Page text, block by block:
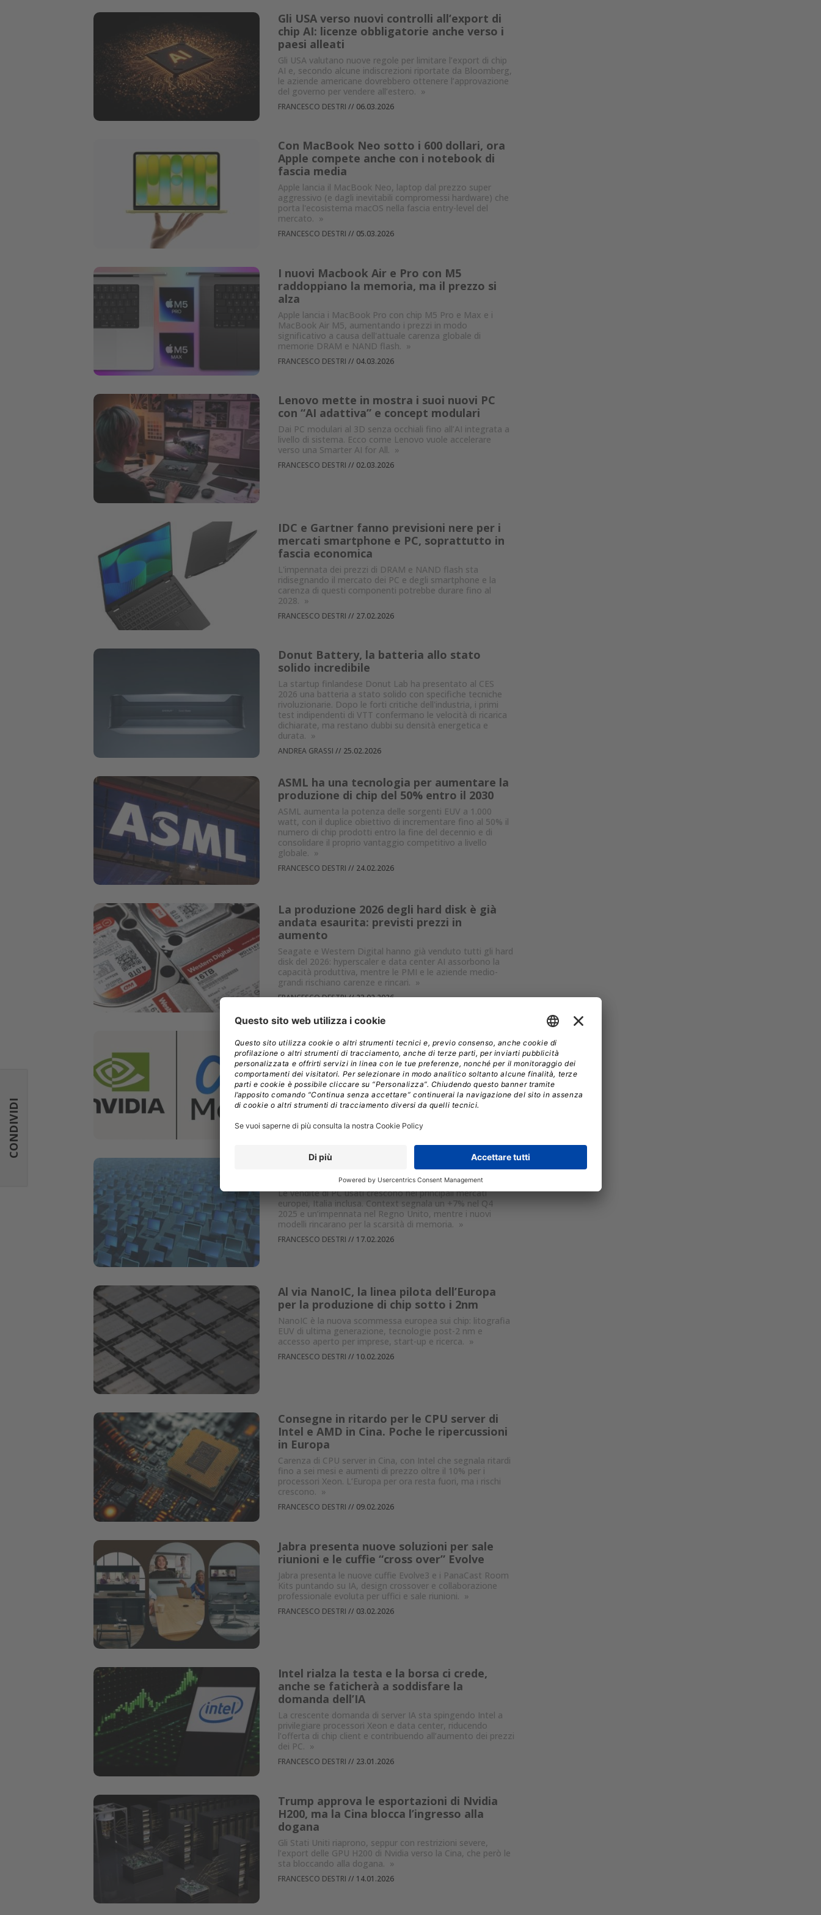
Gli USA verso nuovi controlli all’export di
chip AI: licenze obbligatorie anche verso i
paesi alleati
Gli USA valutano nuove regole per limitare l’export di chip
AI e, secondo alcune indiscrezioni riportate da Bloomberg,
le aziende americane dovrebbero ottenere l’approvazione
del governo per vendere all’estero. »
FRANCESCO DESTRI // 06.03.2026
Con MacBook Neo sotto i 600 dollari, ora
Apple compete anche con i notebook di
fascia media
Apple lancia il MacBook Neo, laptop dal prezzo super
aggressivo (e dagli inevitabili compromessi hardware) che
porta l'ecosistema macOS nella fascia entry-level del
mercato. »
FRANCESCO DESTRI // 05.03.2026
I nuovi Macbook Air e Pro con M5
raddoppiano la memoria, ma il prezzo si
alza
Apple lancia i MacBook Pro con chip M5 Pro e Max e i
MacBook Air M5, aumentando i prezzi in modo
significativo a causa dell'attuale carenza globale di
memorie DRAM e NAND flash. »
FRANCESCO DESTRI // 04.03.2026
Lenovo mette in mostra i suoi nuovi PC
con “AI adattiva” e concept modulari
Dai PC modulari al 3D senza occhiali fino all’AI integrata a
livello di sistema. Ecco come Lenovo vuole accelerare
verso una Smarter AI for All. »
FRANCESCO DESTRI // 02.03.2026
IDC e Gartner fanno previsioni nere per i
mercati smartphone e PC, soprattutto in
fascia economica
L'impennata dei prezzi di DRAM e NAND flash sta
ridisegnando il mercato dei PC e degli smartphone e la
carenza di questi componenti potrebbe durare fino al
2028. »
FRANCESCO DESTRI // 27.02.2026
Donut Battery, la batteria allo stato
solido incredibile
La startup finlandese Donut Lab ha presentato al CES
2026 una batteria a stato solido con specifiche tecniche
rivoluzionarie. Dopo le forti critiche dell'industria, i primi
test indipendenti di VTT confermano le velocità di ricarica
dichiarate, ma restano dubbi su densità energetica e
durata. »
ANDREA GRASSI // 25.02.2026
ASML ha una tecnologia per aumentare la
produzione di chip del 50% entro il 2030
ASML aumenta la potenza delle sorgenti EUV a 1.000
watt, con il duplice obiettivo di incrementare fino al 50% il
numero di chip prodotti entro la fine del decennio e di
consolidare il proprio vantaggio competitivo a livello
globale. »
FRANCESCO DESTRI // 24.02.2026
La produzione 2026 degli hard disk è già
andata esaurita: previsti prezzi in
aumento
Seagate e Western Digital hanno già venduto tutti gli hard
disk del 2026: hyperscaler e data center AI assorbono la
capacità produttiva, mentre le PMI e le aziende medio-
grandi rischiano carenze e rincari. »
FRANCESCO DESTRI//23.02.2026
Meta sceglie le CPU Nvidia Grace: la sfida
a Intel e AMD parte dai data center
Meta è tra i primi hyperscaler a usare le CPU Nvidia Grace
in sistemi standalone e prepara l’arrivo delle Vera: una
svolta tecnica che ridisegna efficienza, AI agentica e
strategie nei data center.»
L’aumento dei prezzi dei componenti fa
crescere il mercato dei PC usati in Europa
Le vendite di PC usati crescono nei principali mercati
europei, Italia inclusa. Context segnala un +7% nel Q4
2025 e un’impennata nel Regno Unito, mentre i nuovi
modelli rincarano per la scarsità di memoria. »
FRANCESCO DESTRI // 17.02.2026
Al via NanoIC, la linea pilota dell’Europa
per la produzione di chip sotto i 2nm
NanoIC è la nuova scommessa europea sui chip: litografia
EUV di ultima generazione, tecnologie post-2 nm e
accesso aperto per imprese, start-up e ricerca. »
FRANCESCO DESTRI // 10.02.2026
Consegne in ritardo per le CPU server di
Intel e AMD in Cina. Poche le ripercussioni
in Europa
Carenza di CPU server in Cina, con Intel che segnala ritardi
fino a sei mesi e aumenti di prezzo oltre il 10% per i
processori Xeon. L’Europa per ora resta fuori, ma i rischi
crescono. »
FRANCESCO DESTRI // 09.02.2026
Jabra presenta nuove soluzioni per sale
riunioni e le cuffie “cross over” Evolve
Jabra presenta le nuove cuffie Evolve3 e i PanaCast Room
Kits puntando su IA, design crossover e collaborazione
professionale evoluta per uffici e sale riunioni. »
FRANCESCO DESTRI // 03.02.2026
Intel rialza la testa e la borsa ci crede,
anche se faticherà a soddisfare la
domanda dell’IA
La crescente domanda di server IA sta spingendo Intel a
privilegiare processori Xeon e data center, riducendo
l’offerta di chip client e contribuendo all’aumento dei prezzi
dei PC. »
FRANCESCO DESTRI // 23.01.2026
Trump approva le esportazioni di Nvidia
H200, ma la Cina blocca l’ingresso alla
dogana
Gli Stati Uniti riaprono, seppur con restrizioni severe,
l’export delle GPU H200 di Nvidia verso la Cina, che però le
sta bloccando alla dogana. »
FRANCESCO DESTRI // 14.01.2026
CONDIVIDI